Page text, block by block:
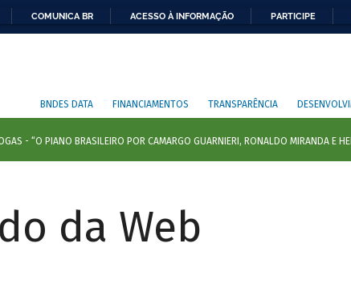
COMUNICA BR ACESSO À INFORMAÇÃO PARTICIPE
BNDES DATA FINANCIAMENTOS TRANSPARÊNCIA
da Web